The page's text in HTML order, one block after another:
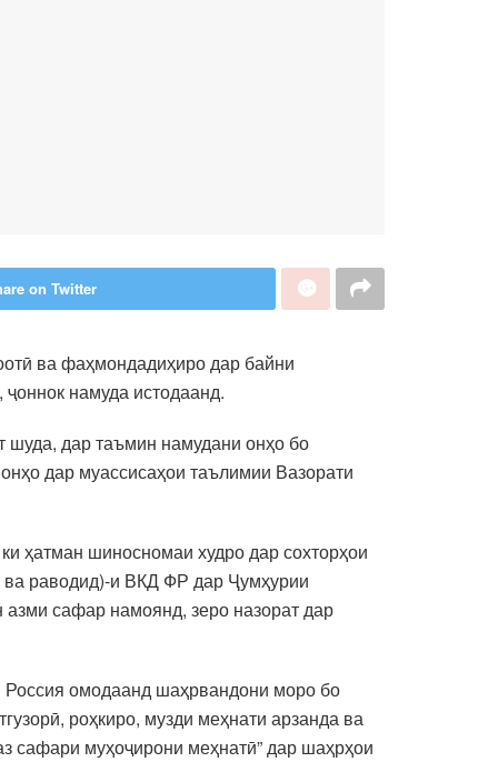
on Twitter
ва фаҳмондадиҳиро дар байни
намуда истодаанд.
шуда, дар таъмин намудани онҳо бо
дар муассисаҳои таълимии Вазорати
ҳатман шиносномаи худро дар сохторҳои
раводид)-и ВКД ФР дар Ҷумҳурии
сафар намоянд, зеро назорат дар
Россия омодаанд шаҳрвандони моро бо
роҳкиро, музди меҳнати арзанда ва
сафари муҳоҷирони меҳнатӣ” дар шаҳрҳои